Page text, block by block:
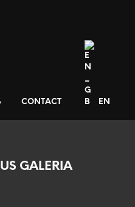
CONTACT EN
GALERIA